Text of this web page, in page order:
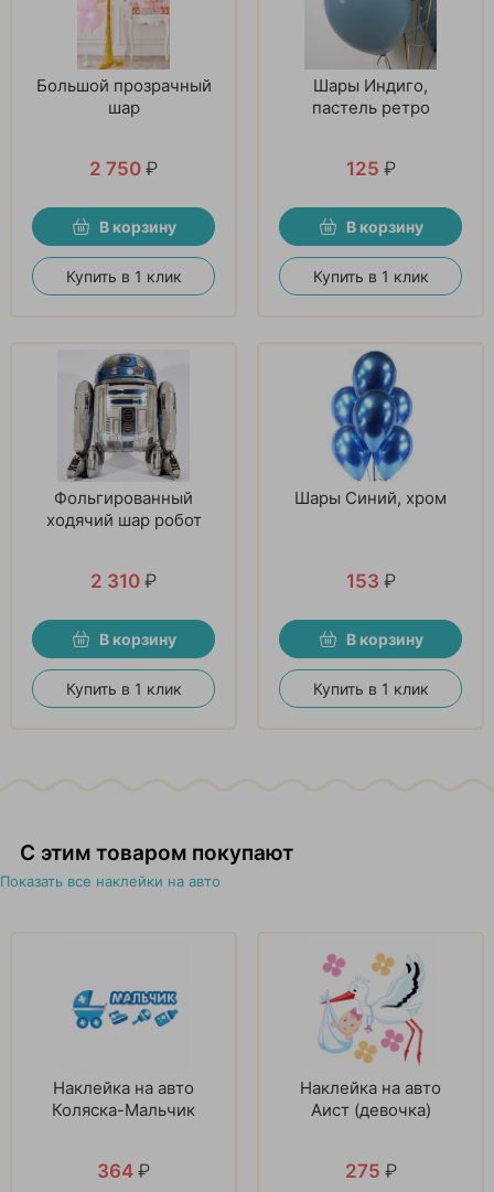
Большой прозрачный
шар
2 750 ₽
В корзину
Купить в 1 клик
Шары Индиго,
пастель ретро
125 ₽
В корзину
Купить в 1 клик
Фольгированный
ходячий шар робот
2 310 ₽
В корзину
Купить в 1 клик
Шары Синий, хром
153 ₽
В корзину
Купить в 1 клик
С этим товаром покупают
Показать все наклейки на авто
Наклейка на авто
Коляска-Мальчик
364 ₽
Наклейка на авто
Аист (девочка)
275 ₽